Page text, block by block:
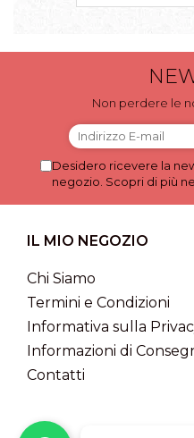
Non perdere le
Desidero ricevere la
negozio. Scopri di più
IL MIO NEGOZIO
Chi Siamo
Termini e Condizioni
Informativa sulla
Informazioni di
Contatti